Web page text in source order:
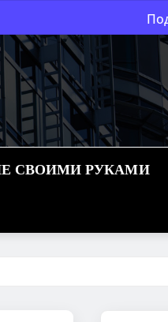
СВОИМИ РУКАМИ